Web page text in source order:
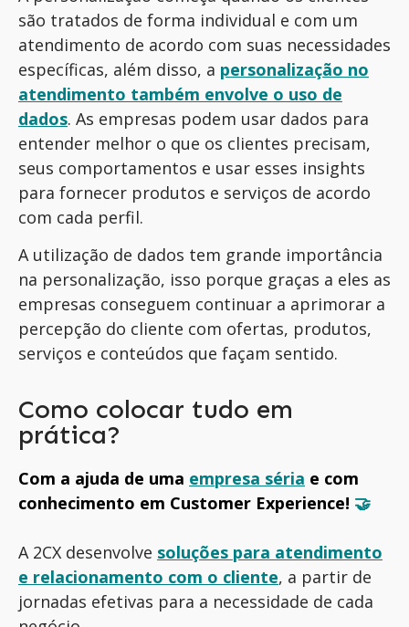
são tratados de forma individual e com um
atendimento de acordo com suas necessidades
específicas, além disso, a personalização no
atendimento também envolve o uso de
dados. As empresas podem usar dados para
entender melhor o que os clientes precisam,
seus comportamentos e usar esses insights
para fornecer produtos e serviços de acordo
com cada perfil.
A utilização de dados tem grande importância
na personalização, isso porque graças a eles as
empresas conseguem continuar a aprimorar a
percepção do cliente com ofertas, produtos,
serviços e conteúdos que façam sentido.
Como colocar tudo em
prática?
Com a ajuda de uma empresa séria e com
conhecimento em Customer Experience! 🤝
A 2CX desenvolve soluções para atendimento
e relacionamento com o cliente, a partir de
jornadas efetivas para a necessidade de cada